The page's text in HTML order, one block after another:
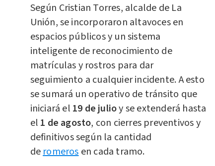
Según Cristian Torres, alcalde de La
Unión, se incorporaron altavoces en
espacios públicos y un sistema
inteligente de reconocimiento de
matrículas y rostros para dar
seguimiento a cualquier incidente. A esto
se sumará un operativo de tránsito que
iniciará el 19 de julioy se extenderá hasta
el 1 de agosto, con cierres preventivos y
definitivos según la cantidad
de romeros en cada tramo.